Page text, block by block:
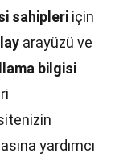
sahipleri için
arayüzü ve
bilgisi
yardımcı